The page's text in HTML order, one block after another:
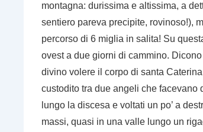
montagna: durissima e altissima, a
sentiero pareva precipite, rovinoso!),
percorso di 6 miglia in salita! Su
ovest a due giorni di cammino.
divino volere il corpo di santa
custodito tra due angeli che facevano
lungo la discesa e voltati un po’ a
massi, quasi in una valle lungo un